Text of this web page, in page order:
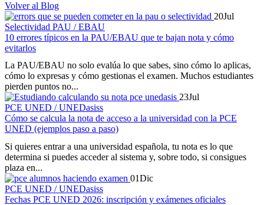
Volver al Blog
20Jul
Selectividad PAU / EBAU
10 errores típicos en la PAU/EBAU que te bajan nota y cómo
evitarlos
La PAU/EBAU no solo evalúa lo que sabes, sino cómo lo aplicas,
cómo lo expresas y cómo gestionas el examen. Muchos estudiantes
pierden puntos no...
23Jul
PCE UNED / UNEDasiss
Cómo se calcula la nota de acceso a la universidad con la PCE
UNED (ejemplos paso a paso)
Si quieres entrar a una universidad española, tu nota es lo que
determina si puedes acceder al sistema y, sobre todo, si consigues
plaza en...
01Dic
PCE UNED / UNEDasiss
Fechas PCE UNED 2026: inscripción y exámenes oficiales